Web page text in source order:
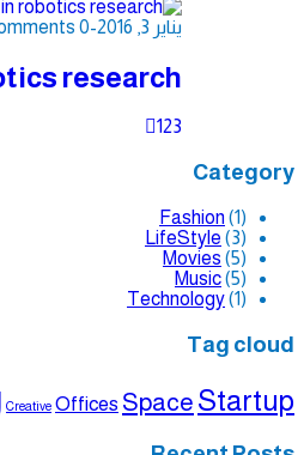
يناير 3, 2016 -
0 comments
research
123
Category
Fashion (1)
LifeStyle (3)
Movies (5)
Music(5)
Technology(1)
Tag cloud
Creative Offices Space Startup